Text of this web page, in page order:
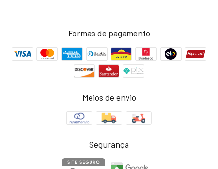
Formas de pagamento
Meios de envio
Segurança